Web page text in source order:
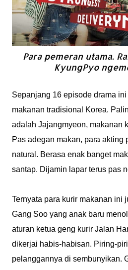
Para pemeran utama.
KyungPyo
Sepanjang 16 episode drama
makanan tradisional Korea.
adalah Jajangmyeon, makanan
Pas adegan makan, para akting
natural. Berasa enak banget
santap. Dijamin lapar terus pas
Ternyata para kurir makanan ini
Gang Soo yang anak baru
aturan ketua geng kurir Jalan
dikerjai habis-habisan. Piring-
pelanggannya di sembunyikan.